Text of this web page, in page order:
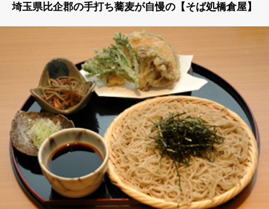
埼玉県比企郡の手打ち蕎麦が自慢の【そば処橋倉屋】